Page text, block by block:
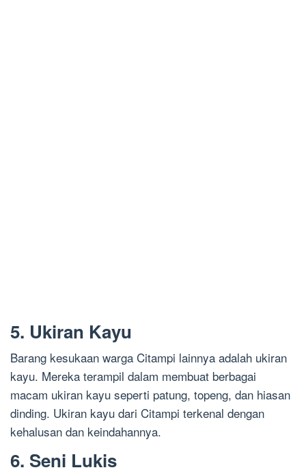
5. Ukiran Kayu
Barang kesukaan warga Citampi lainnya adalah ukiran
kayu. Mereka terampil dalam membuat berbagai
macam ukiran kayu seperti patung, topeng, dan hiasan
dinding. Ukiran kayu dari Citampi terkenal dengan
kehalusan dan keindahannya.
6. Seni Lukis